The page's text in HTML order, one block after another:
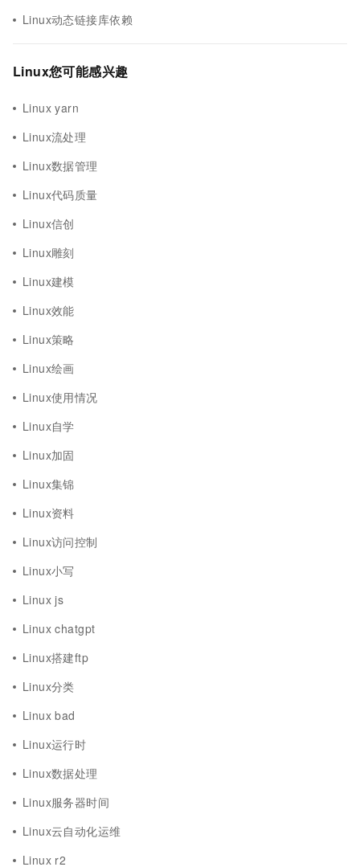
Linux动态链接库依赖
Linux您可能感兴趣
Linux yarn
Linux流处理
Linux数据管理
Linux代码质量
Linux信创
Linux雕刻
Linux建模
Linux效能
Linux策略
Linux绘画
Linux使用情况
Linux自学
Linux加固
Linux集锦
Linux资料
Linux访问控制
Linux小写
Linux js
Linux chatgpt
Linux搭建ftp
Linux分类
Linux bad
Linux运行时
Linux数据处理
Linux服务器时间
Linux云自动化运维
Linux r2